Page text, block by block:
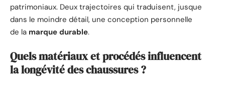
patrimoniaux. Deux trajectoires qui traduisent, jusque
dans le moindre détail, une conception personnelle
de la marque durable.
Quels matériaux et procédés influencent
la longévité des chaussures ?